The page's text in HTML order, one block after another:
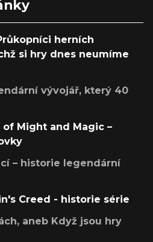
herních
si hry dnes neumíme
vývojář, který 40
of Might and Magic –
– historie legendární
Creed - historie série
aneb Když jsou hry